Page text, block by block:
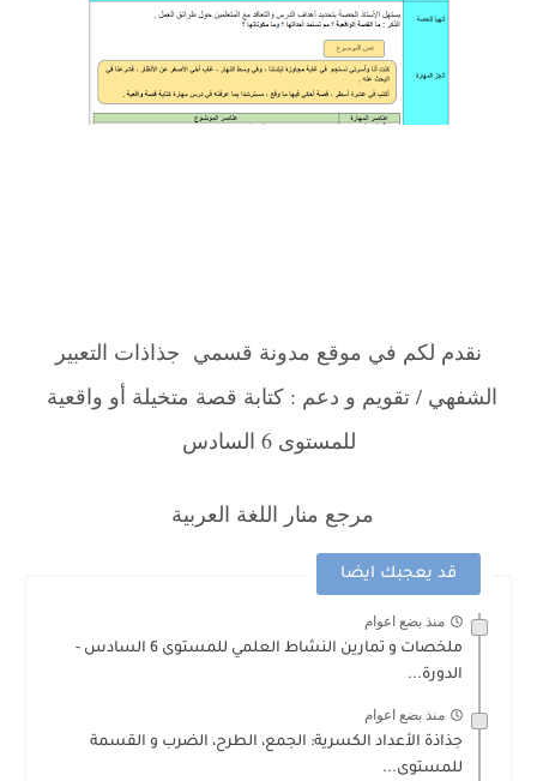
نقدم لكم في موقع مدونة قسمي جذاذات التعبير
الشفهي / تقويم و دعم : كتابة قصة متخيلة أو واقعية
للمستوى 6 السادس
مرجع منار اللغة العربية
قد يعجبك ايضا
منذ بضع اعوام
ملخصات و تمارين النشاط العلمي للمستوى 6 السادس -
الدورة...
منذ بضع اعوام
جذاذة الأعداد الكسرية: الجمع، الطرح، الضرب و القسمة
للمستوى...